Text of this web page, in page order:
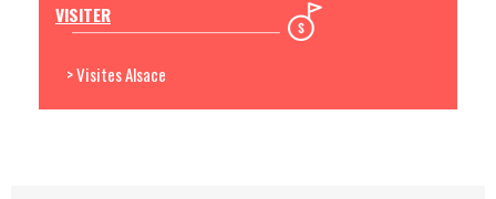
VISITER
> Visites Alsace